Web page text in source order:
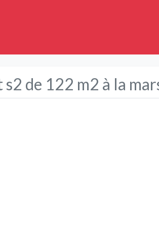
de 122 m2 à la